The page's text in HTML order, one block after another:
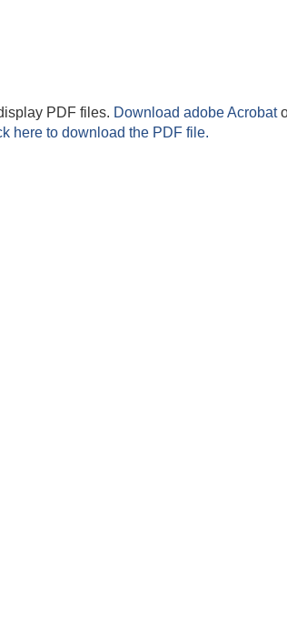
PDF files. Download adobe Acrobat
here to download the PDF file.